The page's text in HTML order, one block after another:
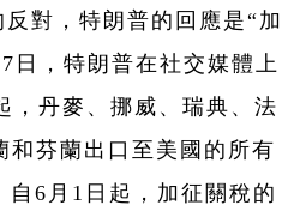
對，特朗普的回應是“加
日，特朗普在社交媒體上
，丹麥、挪威、瑞典、法
和芬蘭出口至美國的所有
自6月1日起，加征關稅的